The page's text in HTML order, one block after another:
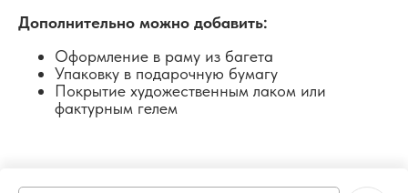
Дополнительно можно добавить:
Оформление в раму из багета
Упаковку в подарочную бумагу
Покрытие художественным лаком или
фактурным гелем